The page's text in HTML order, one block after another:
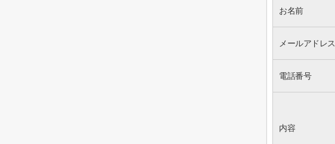
お名前
メールアドレス
電話番号
内容